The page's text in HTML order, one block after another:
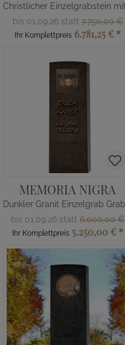
bis 01.09.26 statt7.750,00 €
Ihr Komplettpreis 6.781,25 € *
MEMORIA NIGRA
bis 01.09.26 statt 6.000,00 €
Ihr Komplettpreis 5.250,00 € *